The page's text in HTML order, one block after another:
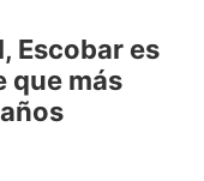
Escobar es
que más